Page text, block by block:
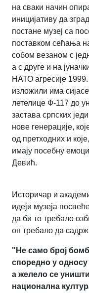
на сваки начин
иницијативу да
постане музеј са
поставком сећања
собом везаном с
а с друге и на
НАТО агресије
изложили има
летелице Ф-117 до
застава српских
нове генерације,
од претходних и
имају посебну
Девић.
Историчар и
идеји музеја
да би то требало
он требало да
"Не само број
споредно у
а желело се
национална